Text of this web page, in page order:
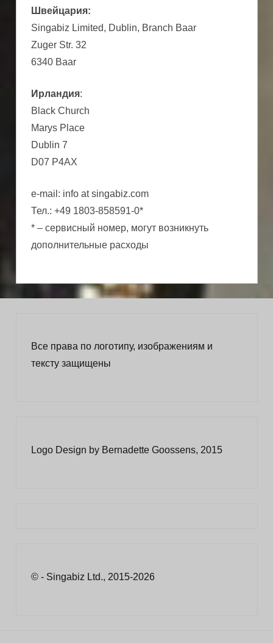
Швейцария:
Singabiz Limited, Dublin, Branch Baar
Zuger Str. 32
6340 Baar
Ирландия:
Black Church
Marys Place
Dublin 7
D07 P4AX
e-mail: info at singabiz.com
Тел.: +49 1803-858591-0*
* – сервисный номер, могут возникнуть
дополнительные расходы
Все права по логотипу, изображениям и
тексту защищены
Logo Design by Bernadette Goossens, 2015
© - Singabiz Ltd., 2015-2026